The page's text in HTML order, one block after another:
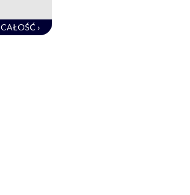
CAŁOŚĆ ›